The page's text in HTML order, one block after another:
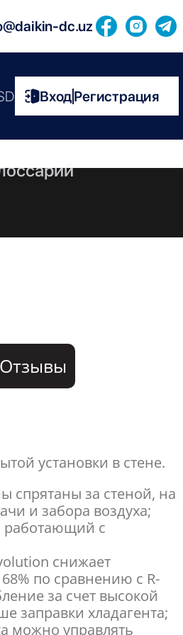
dc.uz
ВходРегистрация
Отзывы
установки в стене.
спрятаны за стеной, на
и забора воздуха;
работающий с
снижает
по сравнению с R-
за счет высокой
заправки хладагента;
можно управлять